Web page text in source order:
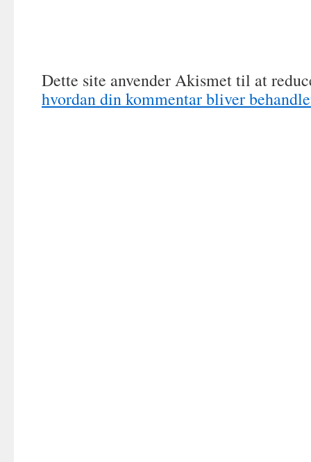
Dette site anvender Akismet til at
hvordan din kommentar bliver